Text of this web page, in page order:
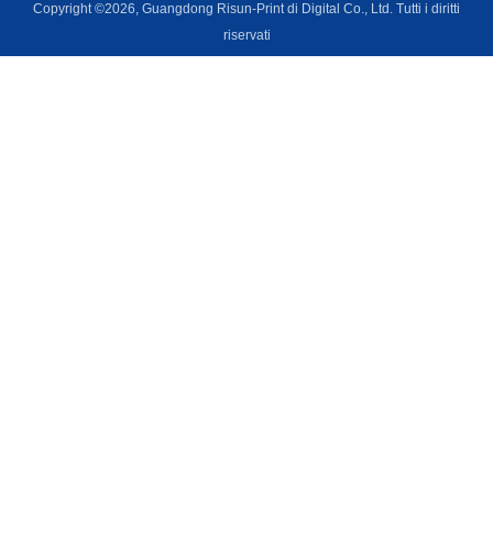
Copyright ©2026, Guangdong Risun-Print di Digital Co., Ltd. Tutti i diritti
riservati